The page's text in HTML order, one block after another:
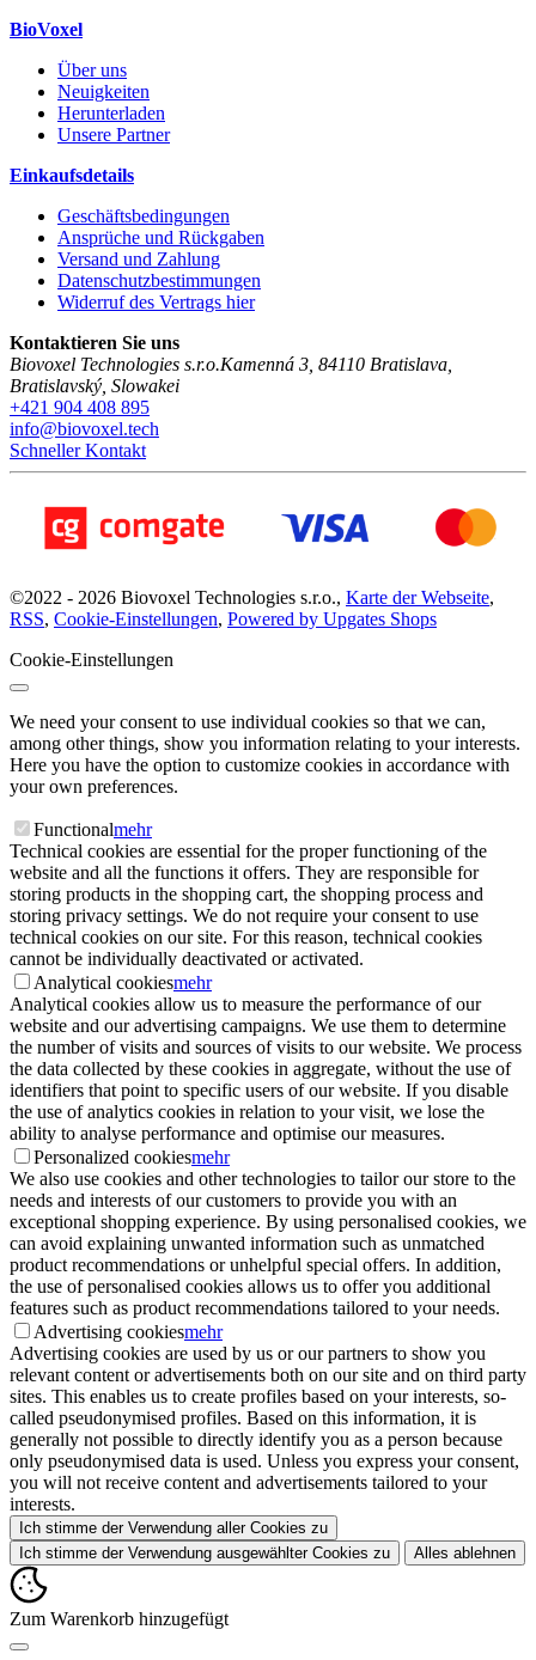
BioVoxel
Über uns
Neuigkeiten
Herunterladen
Unsere Partner
Einkaufsdetails
Geschäftsbedingungen
Ansprüche und Rückgaben
Versand und Zahlung
Datenschutzbestimmungen
Widerruf des Vertrags hier
Kontaktieren Sie uns
Biovoxel Technologies s.r.o.Kamenná 3 84110 Bratislava
Bratislavský Slowakei
+421 904 408 895
info@biovoxel.tech
Schneller Kontakt
©2022 - 2026 Biovoxel Technologies s.r.o., Karte der Webseite,
RSS, Cookie-Einstellungen, Powered by Upgates Shops
Cookie-Einstellungen
We need your consent to use individual cookies so that we can,
among other things, show you information relating to your interests.
Here you have the option to customize cookies in accordance with
your own preferences.
Functionalmehr
Technical cookies are essential for the proper functioning of the
website and all the functions it offers. They are responsible for
storing products in the shopping cart, the shopping process and
storing privacy settings. We do not require your consent to use
technical cookies on our site. For this reason, technical cookies
cannot be individually deactivated or activated.
Analytical cookiesmehr
Analytical cookies allow us to measure the performance of our
website and our advertising campaigns. We use them to determine
the number of visits and sources of visits to our website. We process
the data collected by these cookies in aggregate, without the use of
identifiers that point to specific users of our website. If you disable
the use of analytics cookies in relation to your visit, we lose the
ability to analyse performance and optimise our measures.
Personalized cookiesmehr
We also use cookies and other technologies to tailor our store to the
needs and interests of our customers to provide you with an
exceptional shopping experience. By using personalised cookies, we
can avoid explaining unwanted information such as unmatched
product recommendations or unhelpful special offers. In addition,
the use of personalised cookies allows us to offer you additional
features such as product recommendations tailored to your needs.
Advertising cookiesmehr
Advertising cookies are used by us or our partners to show you
relevant content or advertisements both on our site and on third party
sites. This enables us to create profiles based on your interests, so-
called pseudonymised profiles. Based on this information, it is
generally not possible to directly identify you as a person because
only pseudonymised data is used. Unless you express your consent,
you will not receive content and advertisements tailored to your
interests.
Ich stimme der Verwendung aller Cookies zu
Ich stimme der Verwendung ausgewählter Cookies zu
Alles ablehnen
Zum Warenkorb hinzugefügt